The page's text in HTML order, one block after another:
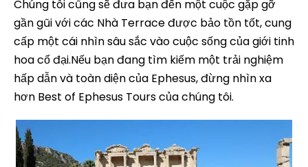
Chúng tôi cũng sẽ đưa bạn đến một cuộc gặp gỡ
gần gũi với các Nhà Terrace được bảo tồn tốt, cung
cấp một cái nhìn sâu sắc vào cuộc sống của giới tinh
hoa cổ đại.Nếu bạn đang tìm kiếm một trải nghiệm
hấp dẫn và toàn diện của Ephesus, đừng nhìn xa
hơn Best of Ephesus Tours của chúng tôi.